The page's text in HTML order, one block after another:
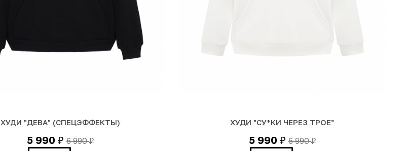
ХУДИ "ДЕВА" (СПЕЦЭФФЕКТЫ)
5 990 ₽ 6 990₽
ХУДИ "СУ*КИ ЧЕРЕЗ ТРОЕ"
5 990 ₽ 6 990₽